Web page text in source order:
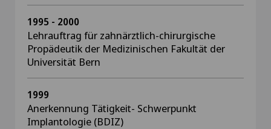
1995 - 2000
Lehrauftrag für zahnärztlich-chirurgische
Propädeutik der Medizinischen Fakultät der
Universität Bern
1999
Anerkennung Tätigkeit- Schwerpunkt
Implantologie (BDIZ)